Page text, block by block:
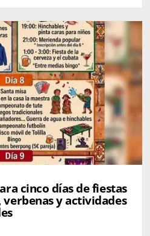
cinco días de fiestas
verbenas y actividades